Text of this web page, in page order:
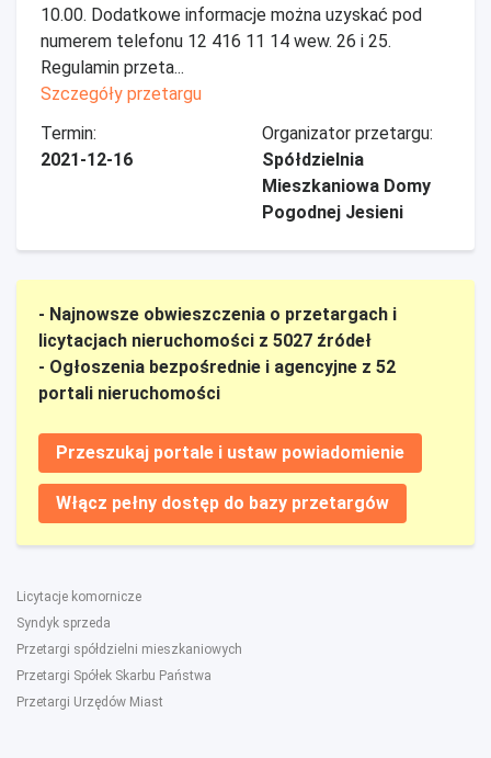
10.00. Dodatkowe informacje można uzyskać pod
numerem telefonu 12 416 11 14 wew. 26 i 25.
Regulamin przeta...
Szczegóły przetargu
Termin:
2021-12-16
Organizator przetargu:
Spółdzielnia
Mieszkaniowa Domy
Pogodnej Jesieni
- Najnowsze obwieszczenia o przetargach i
licytacjach nieruchomości z 5027 źródeł
- Ogłoszenia bezpośrednie i agencyjne z 52
portali nieruchomości
Przeszukaj portale i ustaw powiadomienie
Włącz pełny dostęp do bazy przetargów
Licytacje komornicze
Syndyk sprzeda
Przetargi spółdzielni mieszkaniowych
Przetargi Spółek Skarbu Państwa
Przetargi Urzędów Miast